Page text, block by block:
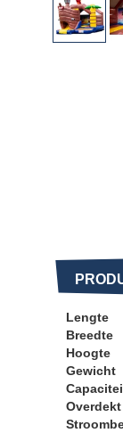
Lengte
Breedte
Hoogte
Gewicht
Overdekt